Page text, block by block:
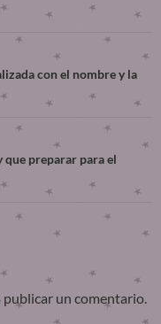
con el nombre y la
que preparar para el
publicar un comentario.